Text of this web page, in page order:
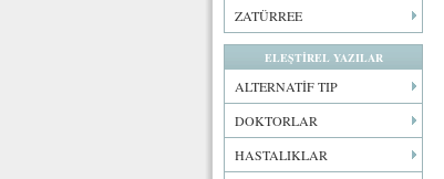
ZATÜRREE
ELEŞTİREL YAZILAR
ALTERNATİF TIP
DOKTORLAR
HASTALIKLAR